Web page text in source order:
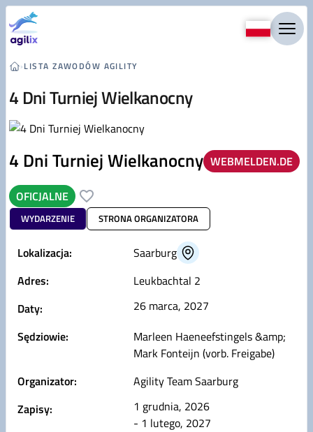
Przejdź do treści
›LISTA ZAWODÓW AGILITY
4 Dni Turniej Wielkanocny
4 Dni Turniej Wielkanocny WEBMELDEN.DE
OFICJALNE
WYDARZENIE STRONA ORGANIZATORA
Lokalizacja:
Saarburg
Adres:
Leukbachtal 2
Daty:
26 marca, 2027
Sędziowie:
Marleen Haeneefstingels &amp;
Mark Fonteijn (vorb. Freigabe)
Organizator:
Agility Team Saarburg
Zapisy:
1 grudnia, 2026
- 1 lutego, 2027